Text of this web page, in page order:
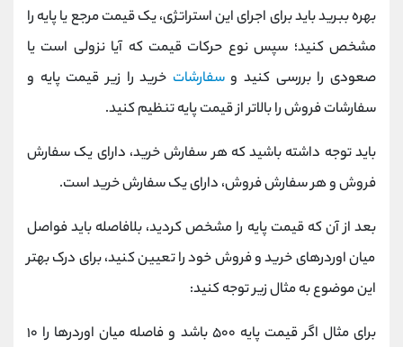
بهره ببرید باید برای اجرای این استراتژی، یک قیمت مرجع یا پایه را
مشخص کنید؛ سپس نوع حرکات قیمت که آیا نزولی است یا
صعودی را بررسی کنید وسفارشات خرید را زیر قیمت پایه و
سفارشات فروش را بالاتر از قیمت پایه تنظیم کنید.
باید توجه داشته باشید که هر سفارش خرید، دارای یک سفارش
فروش و هر سفارش فروش، دارای یک سفارش خرید است.
بعد از آن که قیمت پایه را مشخص کردید، بلافاصله باید فواصل
میان اوردرهای خرید و فروش خود را تعیین کنید، برای درک بهتر
این موضوع به مثال زیر توجه کنید:
برای مثال اگر قیمت پایه ۵۰۰ باشد و فاصله میان اوردرها را ۱۰